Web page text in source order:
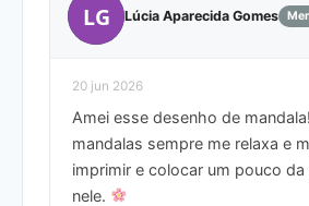
LG Lúcia Aparecida Gomes
20 jun 2026
Amei esse desenho de
mandalas sempre me relaxa e
imprimir e colocar um pouco
nele.